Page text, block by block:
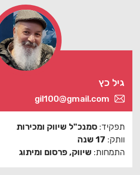
גיל כץ
gil100@gmail.com
תפקיד: סמנכ"ל שיווק ומכירות
וותק: 17 שנה
התמחות: שיווק, פרסום ומיתוג